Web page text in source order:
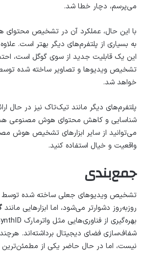
می‌پرسم، دچار خطا شد.
با این حال، عملکرد آن در تشخیص
به بسیاری از پلتفرم‌های دیگر بهتر است.
این یک قابلیت جدید از سوی گوگل است،
تشخیص ویدیوها و تصاویر ساخته شده توسط
خواهد شد.
پلتفرم‌های دیگر مانند تیک‌تاک نیز در حال
شناسایی و کاهش محتوای هوش مصنوعی
می‌توانید از سایر ابزارهای تشخیص هوش
واقعیت و خیال استفاده کنید.
جمع‌بندی
تشخیص ویدیوهای جعلی ساخته شده
روزبه‌روز دشوارتر می‌شود، اما ابزارهایی مانند
شفاف‌سازی فضای دیجیتال برداشته‌اند. هرچند
نیست، اما در حال حاضر یکی از